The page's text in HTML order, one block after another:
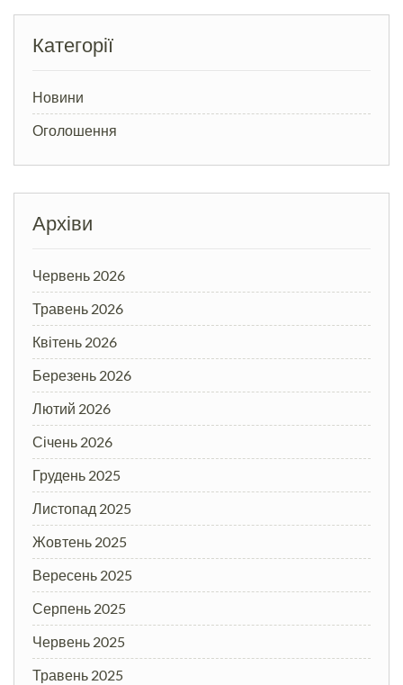
Категорії
Новини
Оголошення
Архіви
Червень 2026
Травень 2026
Квітень 2026
Березень 2026
Лютий 2026
Січень 2026
Грудень 2025
Листопад 2025
Жовтень 2025
Вересень 2025
Серпень 2025
Червень 2025
Травень 2025